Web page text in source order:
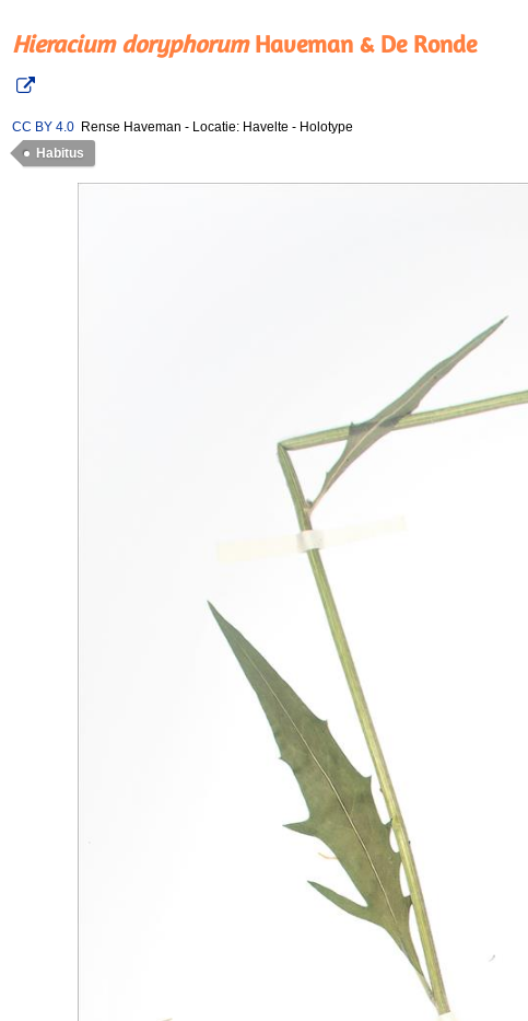
Hieracium doryphorumHaveman & De Ronde
CC BY 4.0 Rense Haveman - Locatie: Havelte - Holotype
Habitus